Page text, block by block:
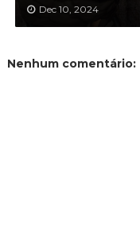
Dec 10, 2024
Nenhum comentário: